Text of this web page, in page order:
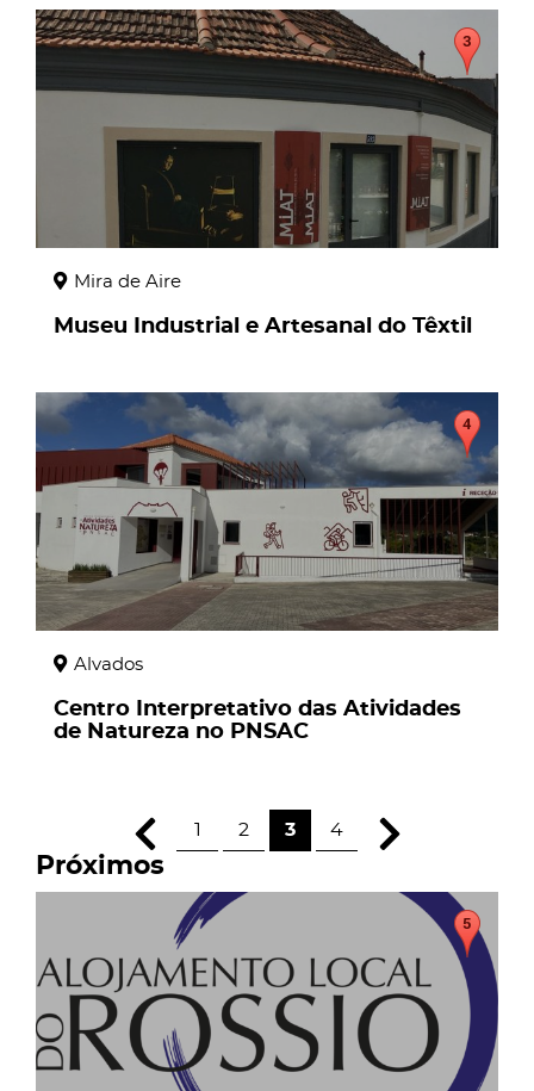
page
Mira de Aire
Museu Industrial e Artesanal do Têxtil
page
Alvados
Centro Interpretativo das Atividades
de Natureza no PNSAC
1 2 3 4
Próximos